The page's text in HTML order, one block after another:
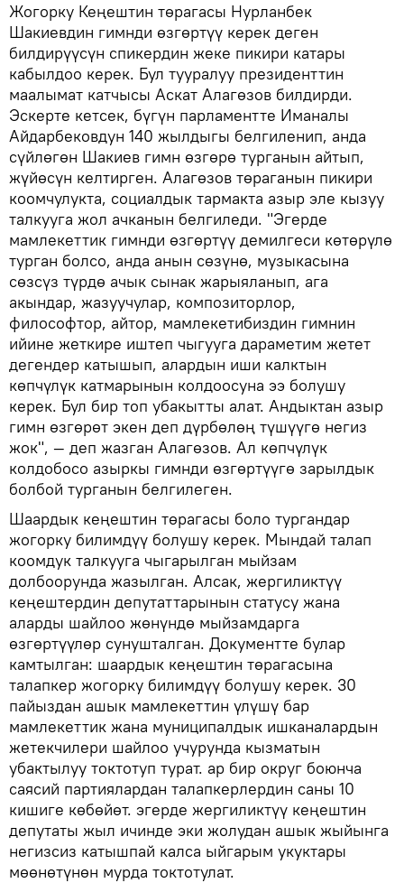
Жогорку Кеңештин төрагасы Нурланбек
Шакиевдин гимнди өзгөртүү керек деген
билдирүүсүн спикердин жеке пикири катары
кабылдоо керек. Бул тууралуу президенттин
маалымат катчысы Аскат Алагөзов билдирди.
Эскерте кетсек, бүгүн парламентте Иманалы
Айдарбековдун 140 жылдыгы белгиленип, анда
сүйлөгөн Шакиев гимн өзгөрө турганын айтып,
жүйөсүн келтирген. Алагөзов төраганын пикири
коомчулукта, социалдык тармакта азыр эле кызуу
талкууга жол ачканын белгиледи. "Эгерде
мамлекеттик гимнди өзгөртүү демилгеси көтөрүлө
турган болсо, анда анын сөзүнө, музыкасына
сөзсүз түрдө ачык сынак жарыяланып, ага
акындар, жазуучулар, композиторлор,
философтор, айтор, мамлекетибиздин гимнин
ийине жеткире иштеп чыгууга дараметим жетет
дегендер катышып, алардын иши калктын
көпчүлүк катмарынын колдоосуна ээ болушу
керек. Бул бир топ убакытты алат. Андыктан азыр
гимн өзгөрөт экен деп дүрбөлөң түшүүгө негиз
жок", — деп жазган Алагөзов. Ал көпчүлүк
колдобосо азыркы гимнди өзгөртүүгө зарылдык
болбой турганын белгилеген.
Шаардык кеңештин төрагасы боло тургандар
жогорку билимдүү болушу керек. Мындай талап
коомдук талкууга чыгарылган мыйзам
долбоорунда жазылган. Алсак, жергиликтүү
кеңештердин депутаттарынын статусу жана
аларды шайлоо жөнүндө мыйзамдарга
өзгөртүүлөр сунушталган. Документте булар
камтылган: шаардык кеңештин төрагасына
талапкер жогорку билимдүү болушу керек. 30
пайыздан ашык мамлекеттин үлүшү бар
мамлекеттик жана муниципалдык ишканалардын
жетекчилери шайлоо учурунда кызматын
убактылуу токтотуп турат. ар бир округ боюнча
саясий партиялардан талапкерлердин саны 10
кишиге көбөйөт. эгерде жергиликтүү кеңештин
депутаты жыл ичинде эки жолудан ашык жыйынга
негизсиз катышпай калса ыйгарым укуктары
мөөнөтүнөн мурда токтотулат.